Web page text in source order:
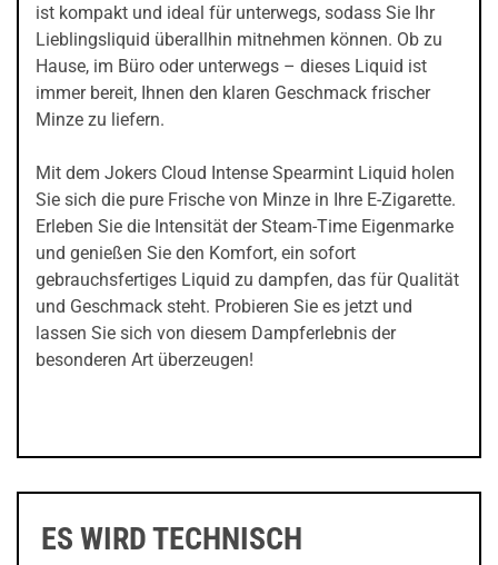
ist kompakt und ideal für unterwegs, sodass Sie Ihr
Lieblingsliquid überallhin mitnehmen können. Ob zu
Hause, im Büro oder unterwegs – dieses Liquid ist
immer bereit, Ihnen den klaren Geschmack frischer
Minze zu liefern.
Mit dem Jokers Cloud Intense Spearmint Liquid holen
Sie sich die pure Frische von Minze in Ihre E-Zigarette.
Erleben Sie die Intensität der Steam-Time Eigenmarke
und genießen Sie den Komfort, ein sofort
gebrauchsfertiges Liquid zu dampfen, das für Qualität
und Geschmack steht. Probieren Sie es jetzt und
lassen Sie sich von diesem Dampferlebnis der
besonderen Art überzeugen!
ES WIRD TECHNISCH